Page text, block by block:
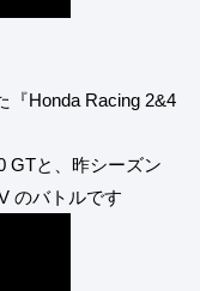
『Honda Racing 2&4
GTと、昨シーズン
のバトルです